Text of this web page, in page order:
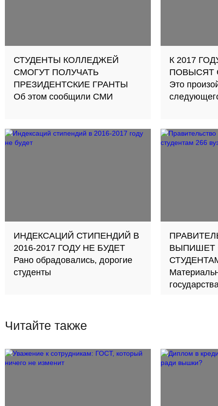
СТУДЕНТЫ КОЛЛЕДЖЕЙ
СМОГУТ ПОЛУЧАТЬ
ПРЕЗИДЕНТСКИЕ ГРАНТЫ
Об этом сообщили СМИ
К 2017
ПОВЫСЯТ
Это
ИНДЕКСАЦИЙ СТИПЕНДИЙ В
2016-2017 ГОДУ НЕ БУДЕТ
Рано обрадовались, дорогие
студенты
ВЫПИШЕТ
Читайте также